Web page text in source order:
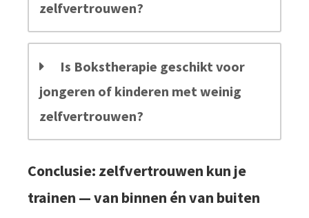
zelfvertrouwen?
Is Bokstherapie geschikt voor
jongeren of kinderen met weinig
zelfvertrouwen?
Conclusie: zelfvertrouwen kun je
trainen — van binnen én van buiten